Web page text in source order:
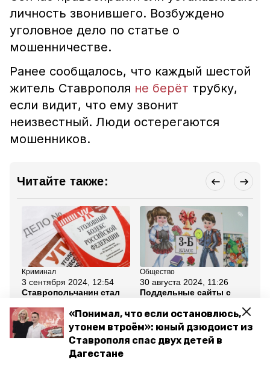
«Понимал, что если остановлюсь,
утонем втроём»: юный дзюдоист из
Ставрополя спас двух детей в
Дагестане
личность звонившего. Возбуждено
уголовное дело по статье о
мошенничестве.
Ранее сообщалось, что каждый шестой
житель Ставрополя не берёт трубку,
если видит, что ему звонит
неизвестный. Люди остерегаются
мошенников.
Читайте также:
Криминал
3 сентября 2024, 12:54
Ставропольчанин стал
который обманул его на
6 млн рублей
Общество
30 августа 2024, 11:26
Поддельные сайты с
канцелярией создают
для обмана россиян
Все новости